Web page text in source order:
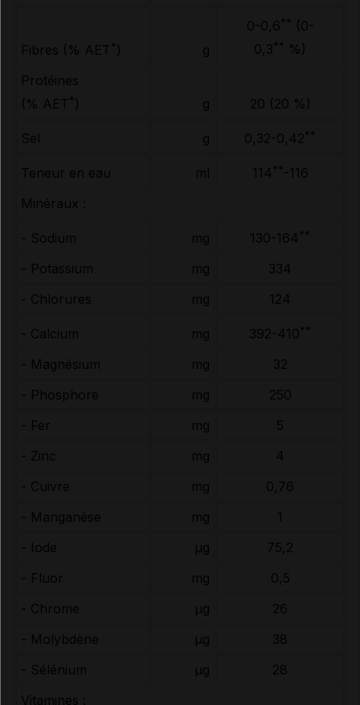
Fibres (% AET * ) g
0-0,6 **
(0-
0,3 **
%)
Protéines
(% AET * ) g 20 (20 %)
Sel g 0,32-0,42 **
Teneur en eau ml 114 ** -116
Minéraux :
- Sodium mg 130-164 **
- Potassium mg
334
- Chlorures
mg 124
- Calcium mg 392-410 **
- Magnésium mg
32
- Phosphore
mg
250
- Fer
mg
5
- Zinc
mg
4
- Cuivre
mg
0,76
- Manganèse
mg
1
- Iode
µg
75,2
- Fluor
mg
0,5
- Chrome
µg
26
- Molybdène
µg
38
- Sélénium
µg
28
Vitamines :